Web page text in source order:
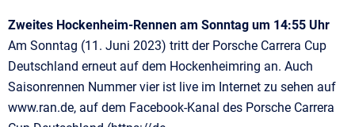
Zweites Hockenheim-Rennen am Sonntag um 14:55 Uhr
Am Sonntag (11. Juni 2023) tritt der Porsche Carrera Cup
Deutschland erneut auf dem Hockenheimring an. Auch
Saisonrennen Nummer vier ist live im Internet zu sehen auf
www.ran.de, auf dem Facebook-Kanal des Porsche Carrera